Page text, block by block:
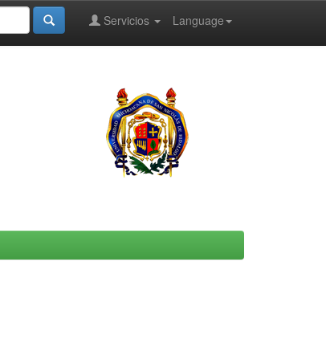
Language
Servicios